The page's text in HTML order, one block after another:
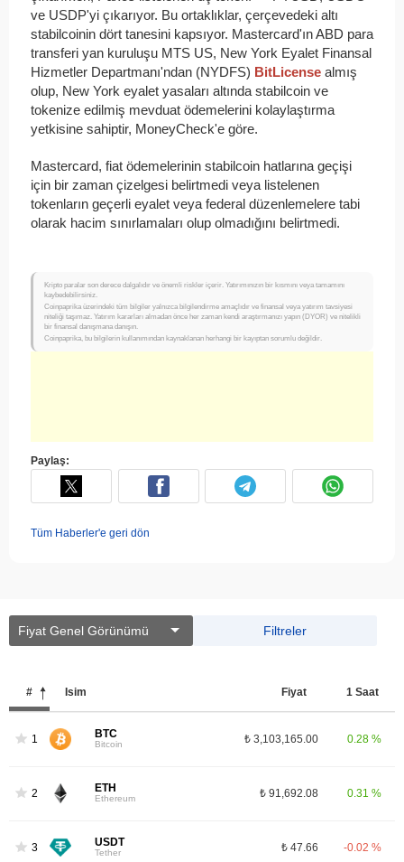
ve USDP'yi çıkarıyor. Bu ortaklıklar, çerçevedeki altı
stabilcoinin dört tanesini kapsıyor. Mastercard'ın ABD para
transferi yan kuruluşu MTS US, New York Eyalet Finansal
Hizmetler Departmanı'ndan (NYDFS) BitLicense almış
olup, New York eyalet yasaları altında stabilcoin ve
tokenize edilmiş mevduat ödemelerini kolaylaştırma
yetkisine sahiptir, MoneyCheck'e göre.
Mastercard, fiat ödemelerinin stabilcoin hatlarına geçişi
için bir zaman çizelgesi belirtmedi veya listelenen
tokenların geçerli eyalet veya federal düzenlemelere tabi
olarak hacim sınırlamaları olup olmadığını belirtmedi.
Kripto paralar son derece dalgalıdır ve önemli riskler içerir. Yatırımınızın bir kısmını veya tamamını
kaybedebilirsiniz.
Coinpaprika üzerindeki tüm bilgiler yalnızca bilgilendirme amaçlıdır ve finansal veya yatırım tavsiyesi
niteliği taşımaz. Yatırım kararları almadan önce her zaman kendi araştırmanızı yapın (DYOR) ve nitelikli
bir finansal danışmana danışın.
Coinpaprika, bu bilgilerin kullanımından kaynaklanan herhangi bir kayıptan sorumlu değildir.
Paylaş:
Tüm Haberler'e geri dön
Fiyat Genel Görünümü Filtreler
# İsim Fiyat 1 Saat
1 BTC
Bitcoin ₺ 3,103,165.00 0.28 %
2 ETH
Ethereum ₺ 91,692.08 0.31 %
3 USDT
Tether ₺ 47.66 -0.02 %